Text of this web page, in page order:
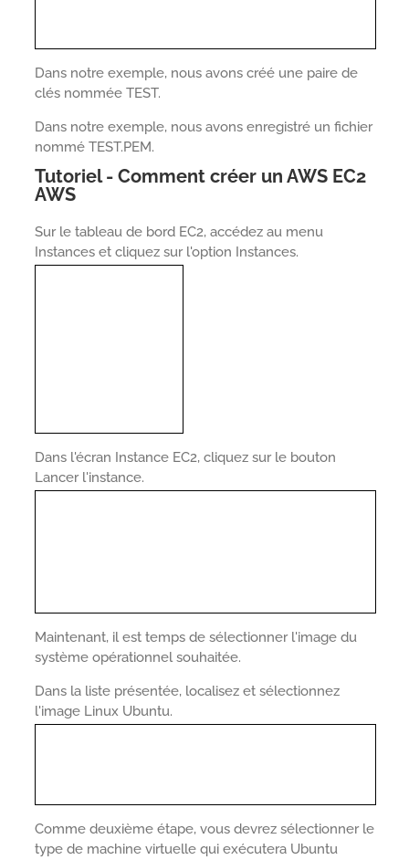
Dans notre exemple, nous avons créé une paire de
clés nommée TEST.
Dans notre exemple, nous avons enregistré un fichier
nommé TEST.PEM.
Tutoriel - Comment créer un AWS EC2
AWS
Sur le tableau de bord EC2, accédez au menu
Instances et cliquez sur l'option Instances.
Dans l'écran Instance EC2, cliquez sur le bouton
Lancer l'instance.
Maintenant, il est temps de sélectionner l'image du
système opérationnel souhaitée.
Dans la liste présentée, localisez et sélectionnez
l'image Linux Ubuntu.
Comme deuxième étape, vous devrez sélectionner le
type de machine virtuelle qui exécutera Ubuntu